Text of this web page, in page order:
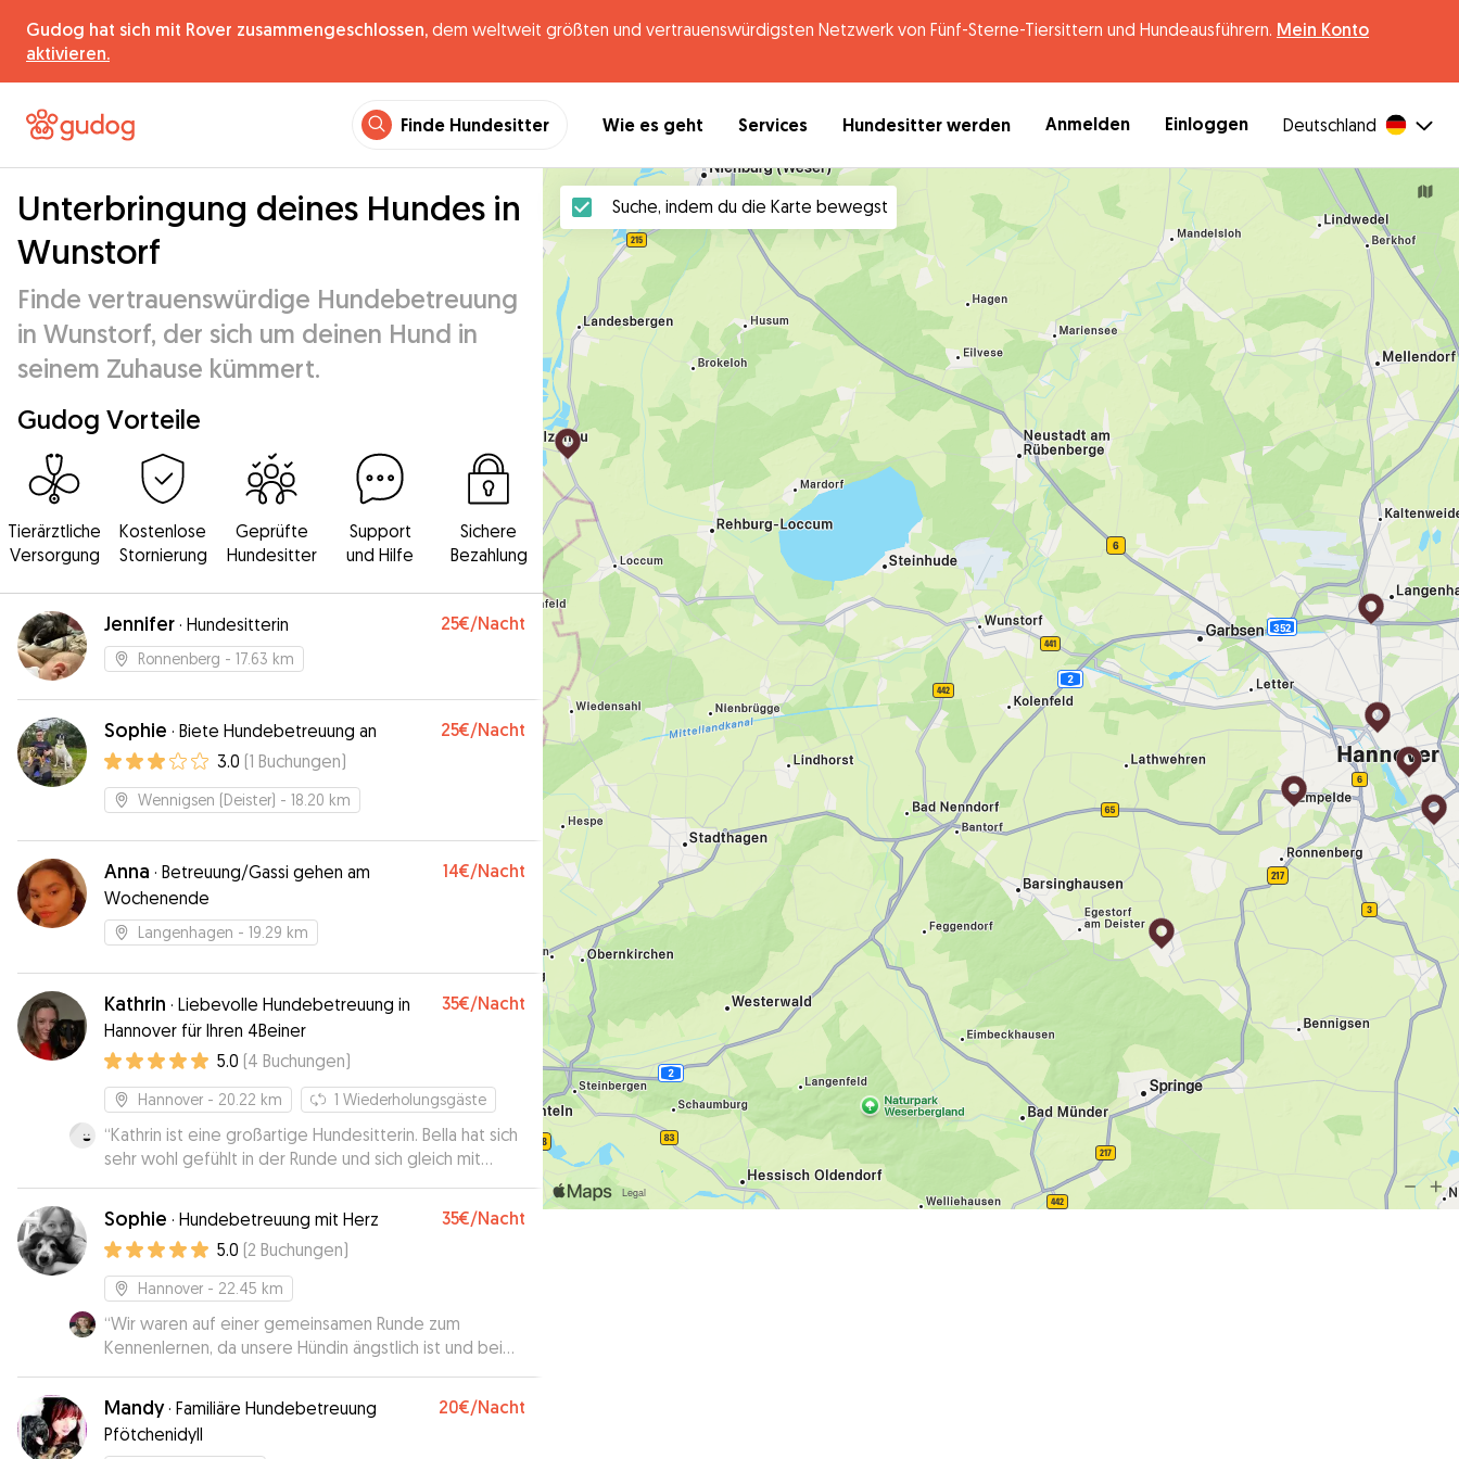
Gudog hat sich mit Rover zusammengeschlossen, dem weltweit größten und vertrauenswürdigsten Netzwerk von Fünf-Sterne-Tiersittern und Hundeausführern. Mein Konto
aktivieren.
Finde Hundesitter Wie es geht Services Hundesitter werden Anmelden Einloggen Deutschland
Unterbringung deines Hundes in
Wunstorf
Finde vertrauenswürdige Hundebetreuung
in Wunstorf, der sich um deinen Hund in
seinem Zuhause kümmert.
Gudog Vorteile
Tierärztliche
Versorgung
Kostenlose
Stornierung
Geprüfte
Hundesitter
Support
und Hilfe
Sichere
Bezahlung
Jennifer · Hundesitterin 25€/Nacht
Ronnenberg - 17.63 km
Sophie · Biete Hundebetreuung an 25€/Nacht
3.0 (1 Buchungen)
Wennigsen (Deister) - 18.20 km
Anna · Betreuung/Gassi gehen am
Wochenende
14€/Nacht
Langenhagen - 19.29 km
Kathrin · Liebevolle Hundebetreuung in
Hannover für Ihren 4Beiner
35€/Nacht
5.0 (4 Buchungen)
Hannover - 20.22 km 1 Wiederholungsgäste
“Kathrin ist eine großartige Hundesitterin. Bella hat sich
sehr wohl gefühlt in der Runde und sich gleich mit
Minnie und Kiwi angefreundet. Kathrin hat täglich ein
kurzes Update mit Fotos geschickt. Wir hatten die
ganze Zeit das Gefühl, dass Bella in besten Händen
war. Vielen Dank, liebe Kathrin! Bella hat jetzt schon
Sehnsucht nach dir und wird sicher wieder kommen. :)
Sophie · Hundebetreuung mit Herz 35€/Nacht
5.0 (2 Buchungen)
Hannover - 22.45 km
“Wir waren auf einer gemeinsamen Runde zum
Kennenlernen, da unsere Hündin ängstlich ist und bei
Fremden länger braucht um warm zu werden. Sophie
war sehr geduldig und verständnisvoll mit ihr, wir
werden auf jeden Fall weiter mit ihr zusammenarbeiten
:) ”
Mandy· Familiäre Hundebetreuung
Pfötchenidyll
20€/Nacht
Suche, indem du die Karte bewegst